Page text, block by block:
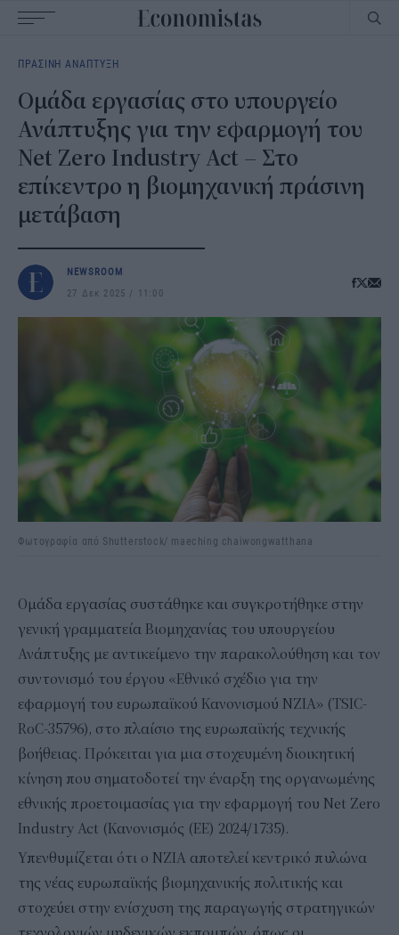
navigation
ΠΡΑΣΙΝΗ ΑΝΑΠΤΥΞΗ
Ομάδα εργασίας στο υπουργείο
Ανάπτυξης για την εφαρμογή του
Net Zero Industry Act – Στο
επίκεντρο η βιομηχανική πράσινη
μετάβαση
NEWSROOM
27 Δεκ 2025
11:00
Φωτογραφία από Shutterstock/ maeching chaiwongwatthana
Ομάδα εργασίας συστάθηκε και συγκροτήθηκε στην
γενική γραμματεία Βιομηχανίας του υπουργείου
Ανάπτυξης με αντικείμενο την παρακολούθηση και τον
συντονισμό του έργου «Εθνικό σχέδιο για την
εφαρμογή του ευρωπαϊκού Κανονισμού NZIA» (TSIC-
RoC-35796), στο πλαίσιο της ευρωπαϊκής τεχνικής
βοήθειας. Πρόκειται για μια στοχευμένη διοικητική
κίνηση που σηματοδοτεί την έναρξη της οργανωμένης
εθνικής προετοιμασίας για την εφαρμογή του Net Zero
Industry Act (Κανονισμός (ΕΕ) 2024/1735).
Υπενθυμίζεται ότι ο NZIA αποτελεί κεντρικό πυλώνα
της νέας ευρωπαϊκής βιομηχανικής πολιτικής και
στοχεύει στην ενίσχυση της παραγωγής στρατηγικών